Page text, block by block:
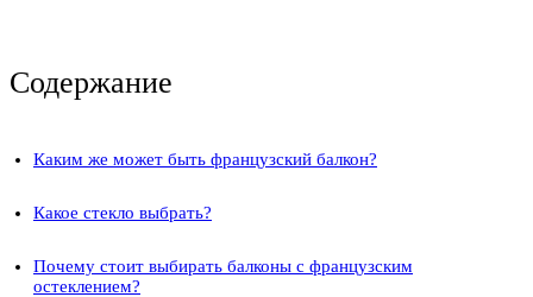
Содержание
Каким же может быть французский балкон?
Какое стекло выбрать?
Почему стоит выбирать балконы с французским
остеклением?